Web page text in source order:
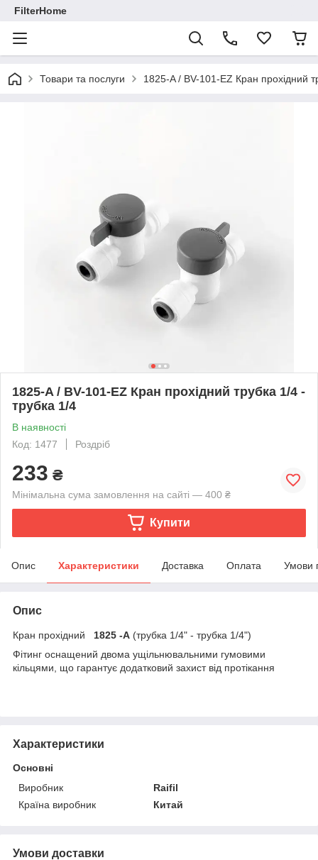
FilterHome
Товари та послуги 1825-A / BV-101-EZ Кран прохідний
1825-A / BV-101-EZ Кран прохідний трубка 1/4 -
трубка 1/4
В наявності
Код: 1477
Роздріб
233 ₴
Мінімальна сума замовлення на сайті — 400 ₴
Купити
Опис Характеристики Доставка Оплата Умови
Опис
Кран прохідний 1825 -A (трубка 1/4" - трубка 1/4")
Фітинг оснащений двома ущільнювальними гумовими
кільцями, що гарантує додатковий захист від протікання
Характеристики
Основні
Виробник
Raifil
Країна виробник
Китай
Умови доставки